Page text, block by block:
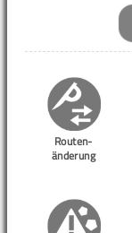
Routen-
änderung